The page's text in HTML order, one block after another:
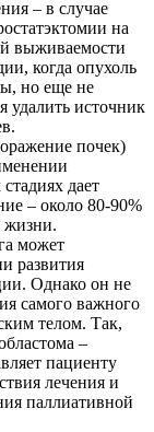
– в случае
на
выживаемости
когда опухоль
но еще не
удалить источник
почек)
дает
– около 80-90%
жизни.
может
развития
Однако он не
самого важного
телом. Так,
–
пациенту
лечения и
паллиативной